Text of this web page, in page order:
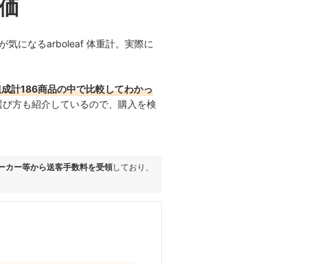
気になるarboleaf 体重計。実際に
計186商品の中で比較してわかっ
方も紹介しているので、購入を検
カー等から送客手数料を受領しており、